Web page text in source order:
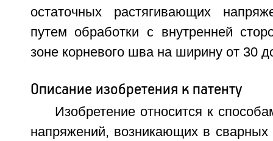
остаточных растягивающих
путем обработки с внутренней
зоне корневого шва на ширину от 30
Описание изобретения к патенту
Изобретение относится к
напряжений, возникающих в сварных